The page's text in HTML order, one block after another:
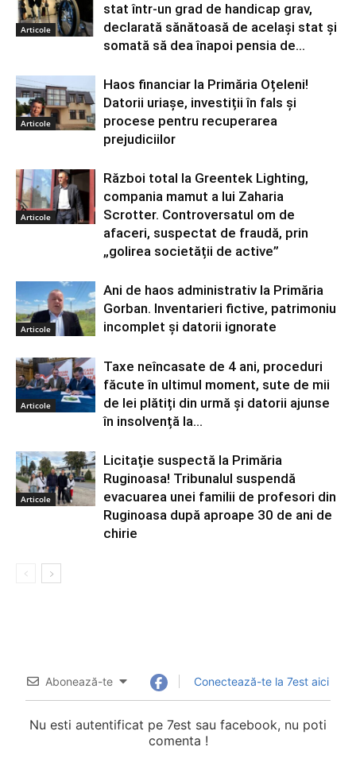
Articole
stat într-un grad de handicap grav,
declarată sănătoasă de același stat și
somată să dea înapoi pensia de...
Articole
Haos financiar la Primăria Oțeleni!
Datorii uriașe, investiții în fals și
procese pentru recuperarea
prejudiciilor
Articole
Război total la Greentek Lighting,
compania mamut a lui Zaharia
Scrotter. Controversatul om de
afaceri, suspectat de fraudă, prin
„golirea societății de active”
Articole
Ani de haos administrativ la Primăria
Gorban. Inventarieri fictive, patrimoniu
incomplet și datorii ignorate
Articole
Taxe neîncasate de 4 ani, proceduri
făcute în ultimul moment, sute de mii
de lei plătiți din urmă și datorii ajunse
în insolvență la...
Articole
Licitație suspectă la Primăria
Ruginoasa! Tribunalul suspendă
evacuarea unei familii de profesori din
Ruginoasa după aproape 30 de ani de
chirie
Abonează-te Conectează-te la 7est aici
Nu esti autentificat pe 7est sau facebook, nu poti
comenta !